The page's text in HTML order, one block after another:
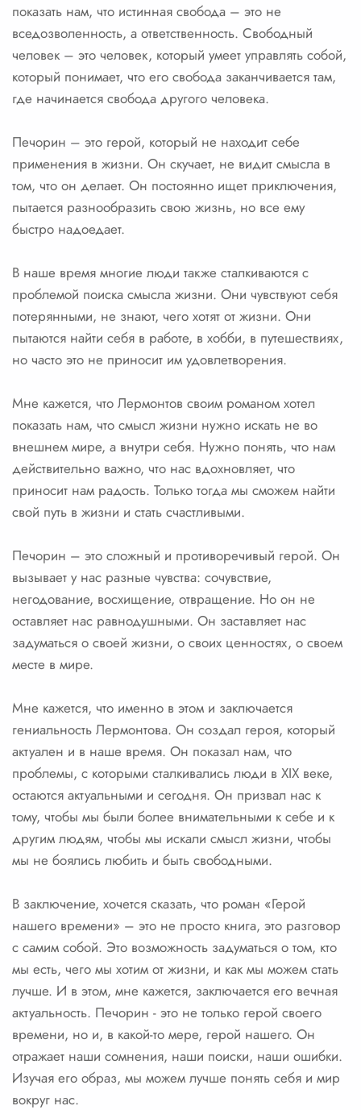
показать нам, что истинная свобода – это не
вседозволенность, а ответственность. Свободный
человек – это человек, который умеет управлять собой,
который понимает, что его свобода заканчивается там,
где начинается свобода другого человека.
Печорин – это герой, который не находит себе
применения в жизни. Он скучает, не видит смысла в
том, что он делает. Он постоянно ищет приключения,
пытается разнообразить свою жизнь, но все ему
быстро надоедает.
В наше время многие люди также сталкиваются с
проблемой поиска смысла жизни. Они чувствуют себя
потерянными, не знают, чего хотят от жизни. Они
пытаются найти себя в работе, в хобби, в путешествиях,
но часто это не приносит им удовлетворения.
Мне кажется, что Лермонтов своим романом хотел
показать нам, что смысл жизни нужно искать не во
внешнем мире, а внутри себя. Нужно понять, что нам
действительно важно, что нас вдохновляет, что
приносит нам радость. Только тогда мы сможем найти
свой путь в жизни и стать счастливыми.
Печорин – это сложный и противоречивый герой. Он
вызывает у нас разные чувства: сочувствие,
негодование, восхищение, отвращение. Но он не
оставляет нас равнодушными. Он заставляет нас
задуматься о своей жизни, о своих ценностях, о своем
месте в мире.
Мне кажется, что именно в этом и заключается
гениальность Лермонтова. Он создал героя, который
актуален и в наше время. Он показал нам, что
проблемы, с которыми сталкивались люди в XIX веке,
остаются актуальными и сегодня. Он призвал нас к
тому, чтобы мы были более внимательными к себе и к
другим людям, чтобы мы искали смысл жизни, чтобы
мы не боялись любить и быть свободными.
В заключение, хочется сказать, что роман «Герой
нашего времени» – это не просто книга, это разговор
с самим собой. Это возможность задуматься о том, кто
мы есть, чего мы хотим от жизни, и как мы можем стать
лучше. И в этом, мне кажется, заключается его вечная
актуальность. Печорин - это не только герой своего
времени, но и, в какой-то мере, герой нашего. Он
отражает наши сомнения, наши поиски, наши ошибки.
Изучая его образ, мы можем лучше понять себя и мир
вокруг нас.